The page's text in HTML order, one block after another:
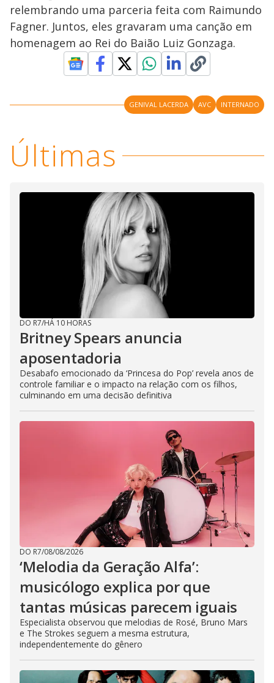
relembrando uma parceria feita com Raimundo
Fagner. Juntos, eles gravaram uma canção em
homenagem ao Rei do Baião Luiz Gonzaga.
GENIVAL LACERDA AVC INTERNADO
Últimas
DO R7/HÁ 10 HORAS
Britney Spears anuncia
aposentadoria
Desabafo emocionado da ‘Princesa do Pop’ revela anos de
controle familiar e o impacto na relação com os filhos,
culminando em uma decisão definitiva
DO R7/08/08/2026
‘Melodia da Geração Alfa’:
musicólogo explica por que
tantas músicas parecem iguais
Especialista observou que melodias de Rosé, Bruno Mars
e The Strokes seguem a mesma estrutura,
independentemente do gênero